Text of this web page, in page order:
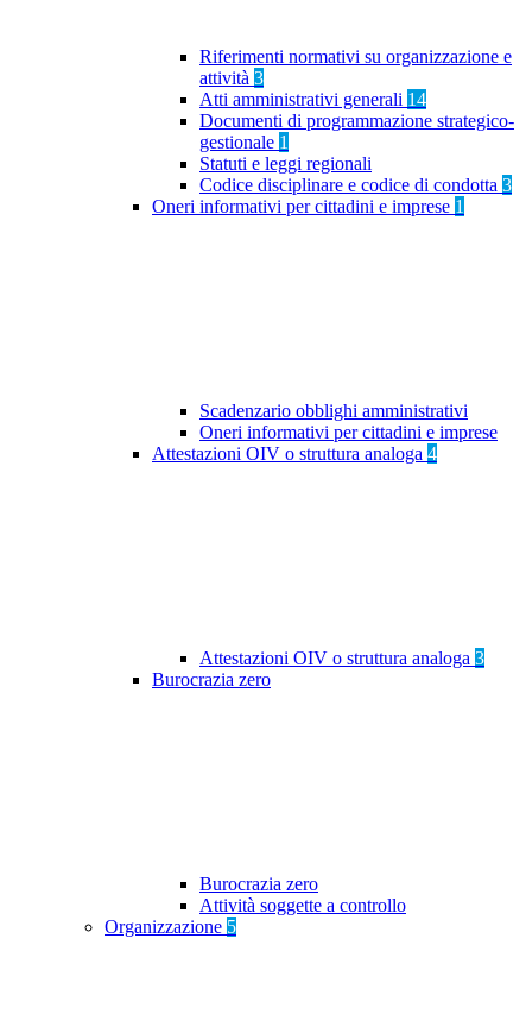
Riferimenti normativi su organizzazione e
attività 3
Atti amministrativi generali 14
Documenti di programmazione strategico-
gestionale 1
Statuti e leggi regionali
Codice disciplinare e codice di condotta 3
Oneri informativi per cittadini e imprese 1
Scadenzario obblighi amministrativi
Oneri informativi per cittadini e imprese
Attestazioni OIV o struttura analoga 4
Attestazioni OIV o struttura analoga 3
Burocrazia zero
Burocrazia zero
Attività soggette a controllo
Organizzazione 5